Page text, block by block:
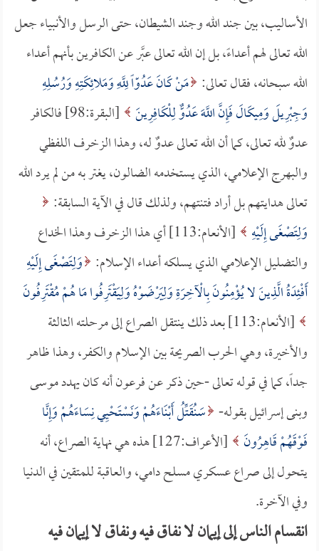
الأساليب، بين جند الله وجند الشيطان، حتى الرسل والأنبياء جعل
الله تعالى لهم أعداءً، بل إن الله تعالى عبَّر عن الكافرين بأنهم أعداء
الله سبحانه، فقال تعالى: مَنْ كَانَ عَدُوّاً لِلَّهِ وَمَلائِكَتِهِ وَرُسُلِهِ
وَجِبْرِيلَ وَمِيكَالَ فَإِنَّ اللَّهَ عَدُوٌّ لِلْكَافِرِينَ
[البقرة:98] فالكافر
عدوٌ لله تعالى، كما أن الله تعالى عدوٌ له، وهذا الزخرف اللفظي
والبهرج الإعلامي، الذي يستخدمه الضالون، يغتر به من لم يرد الله
تعالى هدايتهم بل أراد فتنتهم، ولذلك قال في الآية السابقة:
وَلِتَصْغَى إِلَيْهِ
[الأنعام:113] أي هذا الزخرف وهذا الخداع
والتضليل الإعلامي الذي يسلكه أعداء الإسلام: وَلِتَصْغَى إِلَيْهِ
أَفْئِدَةُ الَّذِينَ لا يُؤْمِنُونَ بِالْآخِرَةِ وَلِيَرْضَوْهُ وَلِيَقْتَرِفُوا مَا هُمْ مُقْتَرِفُونَ
[الأنعام:113] بعد ذلك ينتقل الصراع إلى مرحلته الثالثة
والأخيرة، وهي الحرب الصريحة بين الإسلام والكفر، وهذا ظاهر
جداً، كما في قوله تعالى -حين ذكر عن فرعون أنه كان يهدد موسى
وبنى إسرائيل بقوله- سَنُقَتِّلُ أَبْنَاءَهُمْ وَنَسْتَحْيِي نِسَاءَهُمْ وَإِنَّا
فَوْقَهُمْ قَاهِرُونَ
[الأعراف:127] هذه هي نهاية الصراع، أنه
يتحول إلى صراع عسكري مسلح دامي، والعاقبة للمتقين في الدنيا
وفي الآخرة.
انقسام الناس إلى إيمان لا نفاق فيه ونفاق لا إيمان فيه